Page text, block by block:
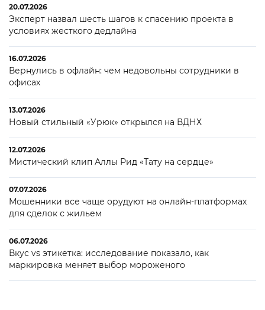
20.07.2026
Эксперт назвал шесть шагов к спасению проекта в
условиях жесткого дедлайна
16.07.2026
Вернулись в офлайн: чем недовольны сотрудники в
офисах
13.07.2026
Новый стильный «Урюк» открылся на ВДНХ
12.07.2026
Мистический клип Аллы Рид «Тату на сердце»
07.07.2026
Мошенники все чаще орудуют на онлайн-платформах
для сделок с жильем
06.07.2026
Вкус vs этикетка: исследование показало, как
маркировка меняет выбор мороженого